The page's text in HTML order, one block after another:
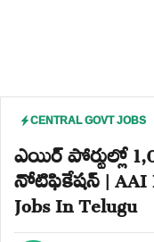
CENTRAL GOVT JOBS
ఎయిర్ పోర్టుల్లో
నోటిఫికేషన్ | AAI
Jobs In Telugu